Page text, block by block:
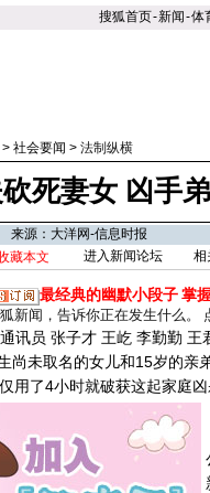
搜狐首页-新闻-体
> 社会要闻 > 法制纵横
死妻女 凶手
源：大洋网-信息时报
藏本文 进入新闻论坛 相
最经典的幽默小段子掌
新闻，告诉你正在发生什么。
员 张子才 王屹 李勤勤 王
尚未取名的女儿和15岁的亲
用了4小时就破获这起家庭凶